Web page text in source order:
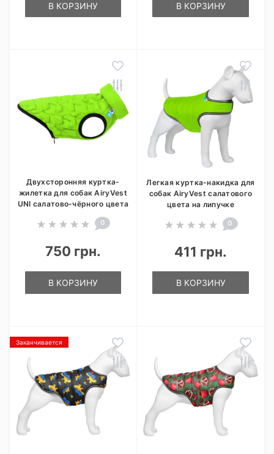
В КОРЗИНУ В КОРЗИНУ
Двухсторонняя куртка-
жилетка для собак AiryVest
UNI салатово-чёрного цвета
0
750 грн.
В КОРЗИНУ
Легкая куртка-накидка для
собак AiryVest салатового
цвета на липучке
0
411 грн.
В КОРЗИНУ
Заканчивается